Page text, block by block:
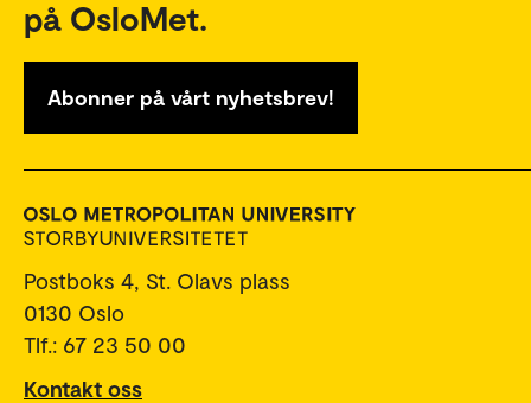
på OsloMet.
Abonner på vårt nyhetsbrev!
Postboks 4, St. Olavs plass
0130 Oslo
Tlf.: 67 23 50 00
Kontakt oss